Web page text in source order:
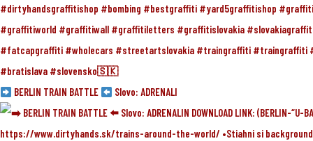
BERLIN TRAIN BATTLE Slovo: ADRENALI